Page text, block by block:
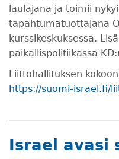
laulajana ja toimii
tapahtumatuottajana
kurssikeskuksessa.
paikallispolitiikassa
Liittohallituksen
https://suomi-israel.fi/
Israel avasi